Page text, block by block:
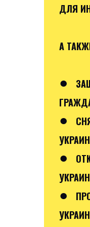
ДЛЯ
А
●
●
●
●